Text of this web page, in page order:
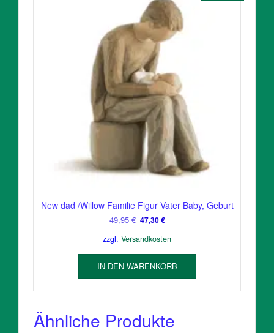
New dad /Willow Familie Figur Vater Baby, Geburt
49,95€ Ursprünglicher
war:
49,95 €
47,30€Aktueller
ist:
47,30 €.
zzgl. Versandkosten
IN DEN WARENKORB
Ähnliche Produkte